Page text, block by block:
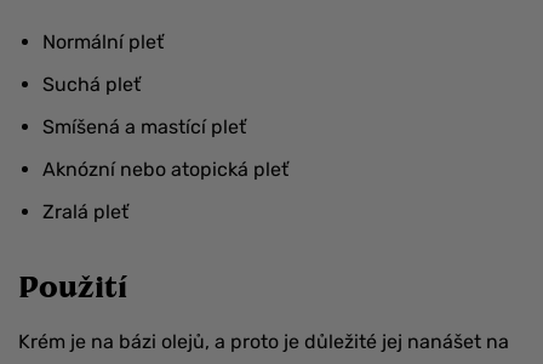
Normální pleť
Suchá pleť
Smíšená a mastící pleť
Aknózní nebo atopická pleť
Zralá pleť
Použití
Krém je na bázi olejů, a proto je důležité jej nanášet na